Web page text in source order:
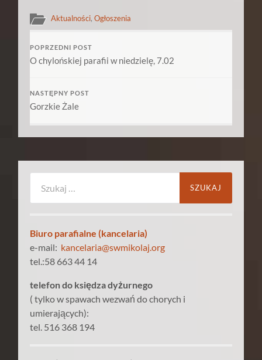
Aktualności,Ogłoszenia
POPRZEDNI POST
O chylońskiej parafii w niedzielę, 7.02
NASTĘPNY POST
Gorzkie Żale
Biuro parafialne (kancelaria)
e-mail: kancelaria@swmikolaj.org
tel.:58 663 44 14
telefon do księdza dyżurnego
( tylko w spawach wezwań do chorych i
umierających):
tel. 516 368 194